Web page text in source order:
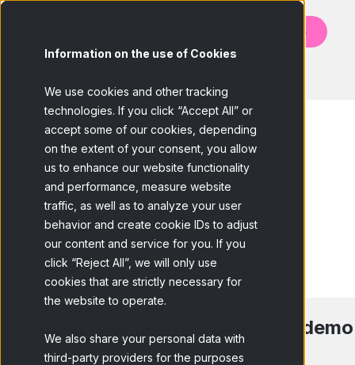
Information on the use of Cookies
We use cookies and other tracking
technologies. If you click “Accept All” or
accept some of our cookies, depending
on the extent of your consent, you allow
us to enhance our website functionality
and performance, measure website
traffic, as well as to analyze your user
behavior and create cookie IDs to adjust
our content and service for you. If you
click “Reject All”, we will only use
cookies that are strictly necessary for
the website to operate.
We also share your personal data with
third-party providers for the purposes
Contáctanos
Nuevo diseño de la revista de Aedemo